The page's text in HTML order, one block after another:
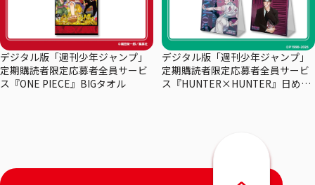
デジタル版「週刊少年ジャンプ」
定期購読者限定応募者全員サービ
ス『ONE PIECE』BIGタオル
デジタル版「週刊少年ジャンプ」
定期購読者限定応募者全員サービ
ス『HUNTER×HUNTER』日めく